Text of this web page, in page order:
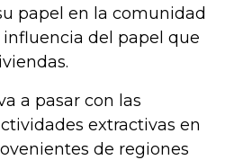
papel en la comunidad
del papel que
a pasar con las
extractivas en
de regiones